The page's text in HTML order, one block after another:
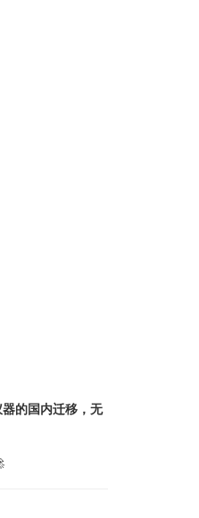
的国内迁移，无